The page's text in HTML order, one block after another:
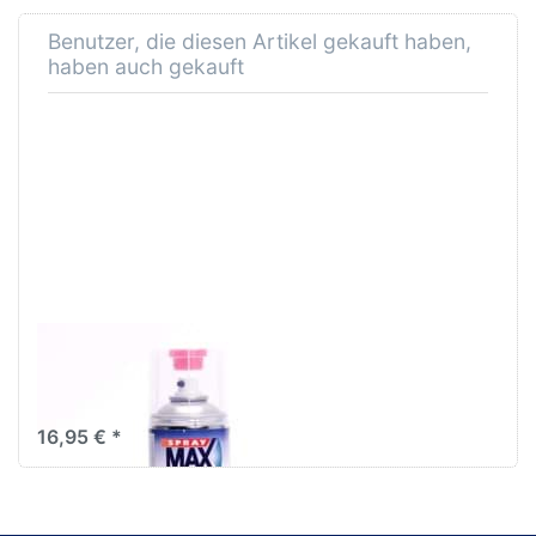
Benutzer, die diesen Artikel gekauft haben,
haben auch gekauft
SprayMax 2K Klarlack
16,95 € *